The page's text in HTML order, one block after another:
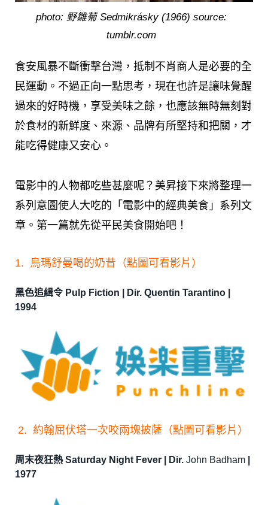
photo: 野雛菊 Sedmikrásky (1966) source:
tumblr.com
食安風暴不斷衝擊台灣，抵制不肖商人是必要的全
民運動。不過正向一點思考，現在也許是讓味覺醒
過來的好時機，享受美味之餘，也應該無時無刻對
於食材的新鮮度、來源、品牌有所堅持和把關，才
能吃得健康又安心。
電影中的人物都吃些甚麼呢？美昇接下來將整理一
系列意圖使人大吃的「電影中的經典美食」系列文
章。第一篇就先從平民美食開始吧！
1. 烏瑪舒曼喝的奶昔（點圖可看影片）
黑色追緝令 Pulp Fiction | Dir. Quentin Tarantino |
1994
2. 約翰屈伏塔一次咬兩塊披薩（點圖可看影片）
周末夜狂熱 Saturday Night Fever | Dir. John Badham
1977